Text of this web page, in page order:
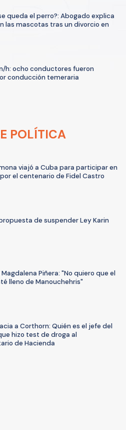
queda el perro?: Abogado explica
las mascotas tras un divorcio en
h: ocho conductores fueron
conducción temeraria
POLÍTICA
viajó a Cuba para participar en
el centenario de Fidel Castro
de suspender Ley Karin
Piñera: "No quiero que el
lleno de Manouchehris"
a Corthorn: Quién es el jefe del
hizo test de droga al
de Hacienda